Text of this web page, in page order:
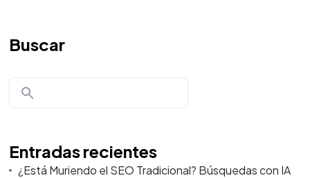
Buscar
Entradas recientes
¿Está Muriendo el SEO Tradicional? Búsquedas con IA